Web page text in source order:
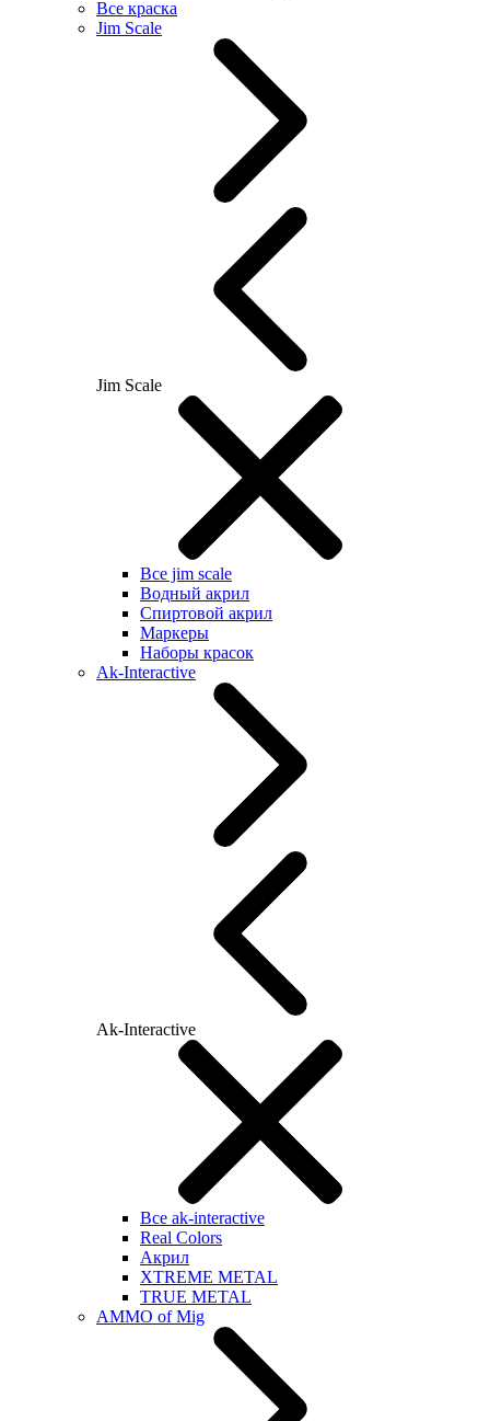
Все краска
Jim Scale
Jim Scale
Все jim scale
Водный акрил
Спиртовой акрил
Маркеры
Наборы красок
Ak-Interactive
Ak-Interactive
Все ak-interactive
Real Colors
Акрил
XTREME METAL
TRUE METAL
AMMO of Mig